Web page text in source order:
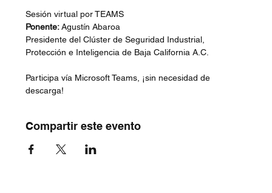
Sesión virtual por TEAMS
Ponente: Agustín Abaroa
Presidente del Clúster de Seguridad Industrial,
Protección e Inteligencia de Baja California A.C.
Participa vía Microsoft Teams, ¡sin necesidad de
descarga!
Compartir este evento